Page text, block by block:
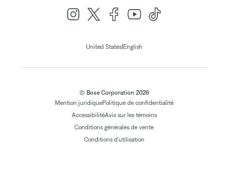
United States| English
© Bose Corporation 2026
Mention juridiquePolitique de confidentialité
AccessibilitéAvis sur les témoins
Conditions générales de vente
Conditions d'utilisation